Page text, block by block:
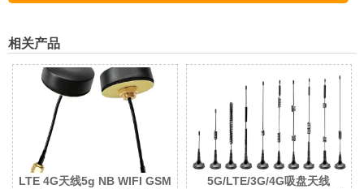
相关产品
LTE 4G天线5g NB WIFI GSM
5G/LTE/3G/4G吸盘天线